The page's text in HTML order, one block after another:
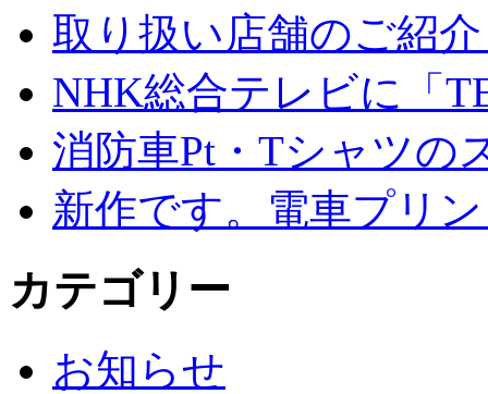
取り扱い店舗のご紹
NHK総合テレビに「
消防車Pt・Tシャツの
新作です。電車プリ
カテゴリー
お知らせ